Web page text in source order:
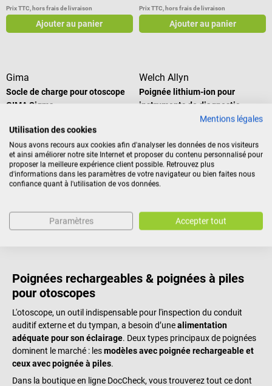
Attention: cette batterie n'est PAS
compatible avec les poignées
rechargeables BETA4, veuillez
la livraison 1 batterie
rechargeable HEINE 3,5 V NiMH
de HEINE Optotechnik
2Z de HEINE Optotechnik
Attention ! Cette batterie 2,5 V ne
nécessitent une alimentation
également en 3,5 V pour
fonctionner correctement.
Prix TTC, hors frais de livraison
Ajouter au panier
Prix TTC, hors frais de livraison
Ajouter au panier
Gima
Socle de charge pour otoscope
GIMA Sigma
Chargement sur PC ou sur
ordinateur portable
71,88 €*
Ajouter au panier
Welch Allyn
Poignée lithium-ion pour
instruments de diagnostic
Compatible avec le chargeur
347,88 €*
Ajouter au panier
Poignées rechargeables & poignées à piles
pour otoscopes
L'otoscope, un outil indispensable pour l'inspection du conduit
auditif externe et du tympan, a besoin d’unealimentation
adéquate pour son éclairage. Deux types principaux de poignées
dominent le marché : lesmodèles avec poignée rechargeable et
ceux avec poignée à piles.
Dans la boutique en ligne DocCheck, vous trouverez tout ce dont
Mentions légales
Utilisation des cookies
Nous avons recours aux cookies afin d'analyser les données de nos visiteurs
et ainsi améliorer notre site Internet et proposer du contenu personnalisé pour
proposer la meilleure expérience client possible. Retrouvez plus
d'informations dans les paramètres de votre navigateur ou bien faites nous
confiance quant à l'utilisation de vos données.
Paramètres Accepter tout